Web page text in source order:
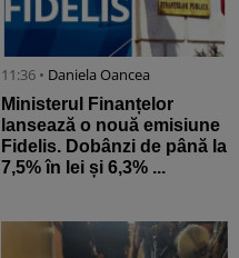
11:36 • Daniela Oancea
Ministerul Finanțelor
lansează o nouă emisiune
Fidelis. Dobânzi de până la
7,5% în lei și 6,3% ...